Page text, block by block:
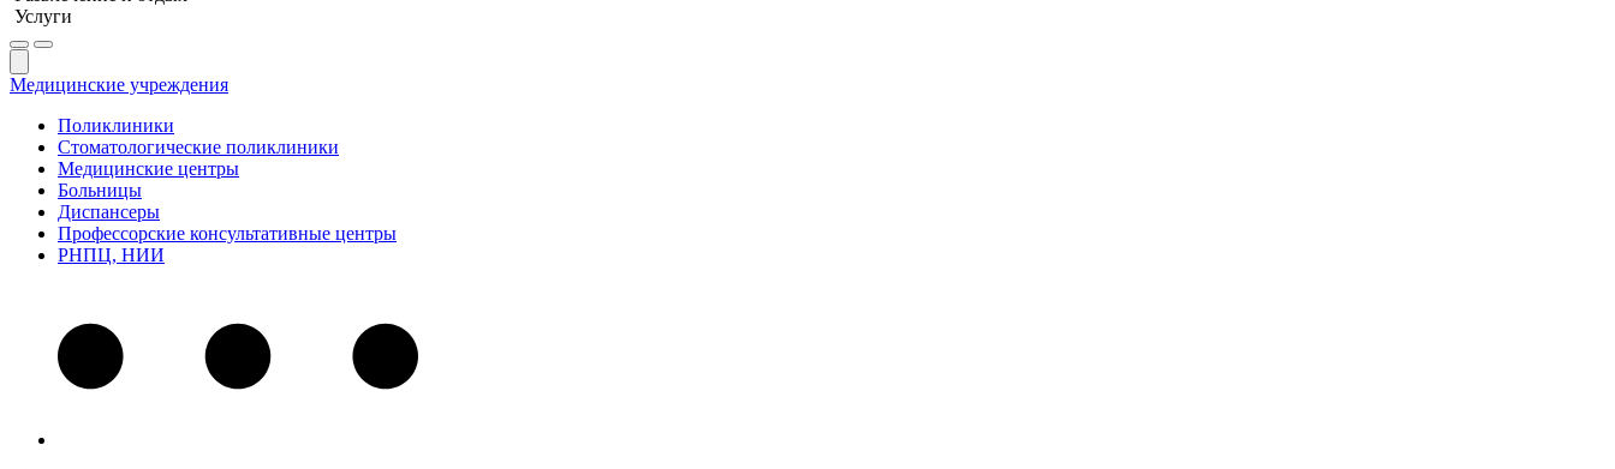
Услуги
Медицинские учреждения
Поликлиники
Стоматологические поликлиники
Медицинские центры
Больницы
Диспансеры
Профессорские консультативные центры
РНПЦ, НИИ